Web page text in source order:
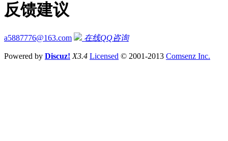
反馈建议
a5887776@163.com 在线QQ咨询
Powered by Discuz! X3.4 Licensed © 2001-2013 Comsenz Inc.